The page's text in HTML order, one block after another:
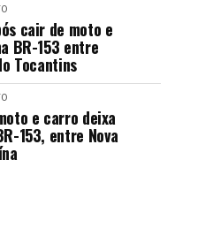
cair de moto e
BR-153 entre
Tocantins
e carro deixa
153, entre Nova